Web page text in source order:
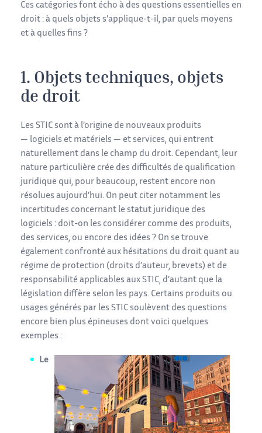
Ces catégories font écho à des questions essentielles en
droit : à quels objets s’applique-t-il, par quels moyens
et à quelles fins ?
1. Objets techniques, objets
de droit
Les STIC sont à l’origine de nouveaux produits
— logiciels et matériels — et services, qui entrent
naturellement dans le champ du droit. Cependant, leur
nature particulière crée des difficultés de qualification
juridique qui, pour beaucoup, restent encore non
résolues aujourd’hui. On peut citer notamment les
incertitudes concernant le statut juridique des
logiciels : doit-on les considérer comme des produits,
des services, ou encore des idées ? On se trouve
également confronté aux hésitations du droit quant au
régime de protection (droits d’auteur, brevets) et de
responsabilité applicables aux STIC, d’autant que la
législation diffère selon les pays. Certains produits ou
usages générés par les STIC soulèvent des questions
encore bien plus épineuses dont voici quelques
exemples :
Le